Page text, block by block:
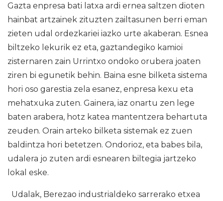
Gazta enpresa bati latxa ardi ernea saltzen dioten
hainbat artzainek zituzten zailtasunen berri eman
zieten udal ordezkariei iazko urte akaberan. Esnea
biltzeko lekurik ez eta, gaztandegiko kamioi
zisternaren zain Urrintxo ondoko orubera joaten
ziren bi egunetik behin. Baina esne bilketa sistema
hori oso garestia zela esanez, enpresa kexu eta
mehatxuka zuten. Gainera, iaz onartu zen lege
baten arabera, hotz katea mantentzera behartuta
zeuden. Orain arteko bilketa sistemak ez zuen
baldintza hori betetzen. Ondorioz, eta babes bila,
udalera jo zuten ardi esnearen biltegia jartzeko
lokal eske.
Udalak, Berezao industrialdeko sarrerako etxea